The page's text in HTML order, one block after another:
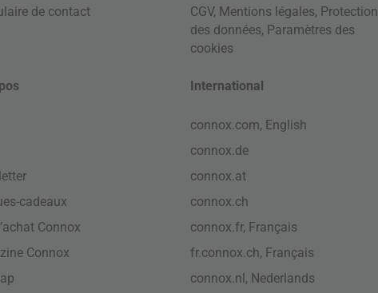
de contact CGV, Mentions légales, Protection
des données, Paramètres des
cookies
cadeaux
Connox
Connox
International
connox.com, English
connox.de
connox.at
connox.ch
connox.fr, Français
fr.connox.ch, Français
connox.nl, Nederlands